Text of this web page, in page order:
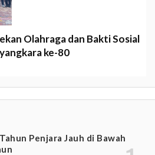
Olahraga dan Bakti Sosial
ke-80
Penjara Jauh di Bawah